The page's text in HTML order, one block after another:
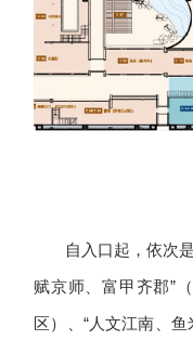
自入口起，依次是
赋京师、富甲齐郡”
区）、“人文江南、